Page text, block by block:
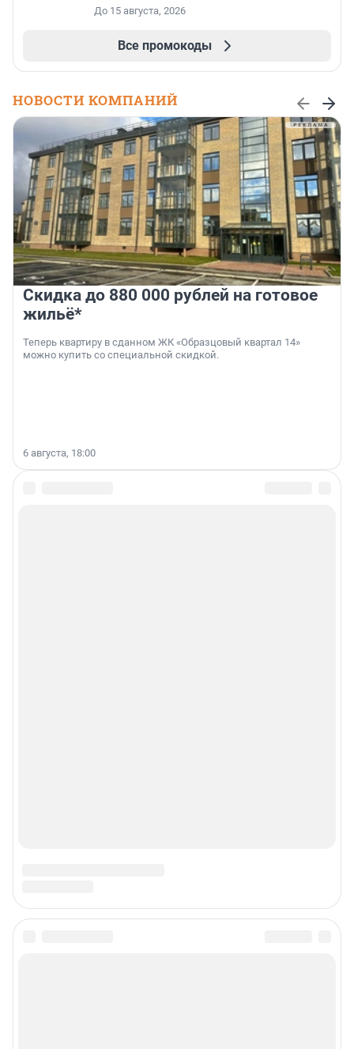
До 15 августа, 2026
Все промокоды
НОВОСТИ КОМПАНИЙ
Скидка до 880 000 рублей на готовое
жильё*
Теперь квартиру в сданном ЖК «Образцовый квартал 14»
можно купить со специальной скидкой.
6 августа, 18:00